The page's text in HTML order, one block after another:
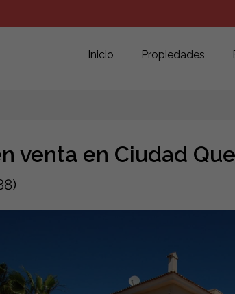
Inicio Propiedades
venta en Ciudad